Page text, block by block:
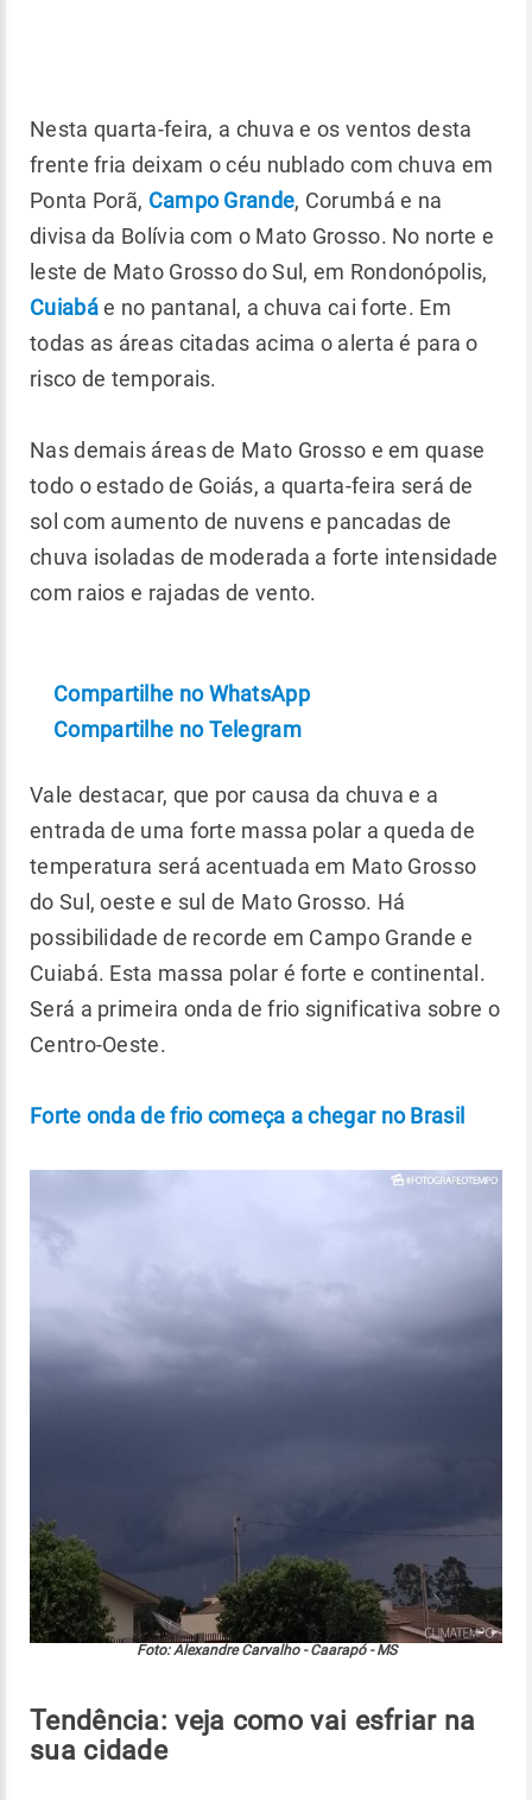
Nesta quarta-feira, a chuva e os ventos desta
frente fria deixam o céu nublado com chuva em
Ponta Porã, Campo Grande, Corumbá e na
divisa da Bolívia com o Mato Grosso. No norte e
leste de Mato Grosso do Sul, em Rondonópolis,
Cuiabáe no pantanal, a chuva cai forte. Em
todas as áreas citadas acima o alerta é para o
risco de temporais.
Nas demais áreas de Mato Grosso e em quase
todo o estado de Goiás, a quarta-feira será de
sol com aumento de nuvens e pancadas de
chuva isoladas de moderada a forte intensidade
com raios e rajadas de vento.
Compartilhe no WhatsApp
Compartilhe no Telegram
Vale destacar, que por causa da chuva e a
entrada de uma forte massa polar a queda de
temperatura será acentuada em Mato Grosso
do Sul, oeste e sul de Mato Grosso. Há
possibilidade de recorde em Campo Grande e
Cuiabá. Esta massa polar é forte e continental.
Será a primeira onda de frio significativa sobre o
Centro-Oeste.
Forte onda de frio começa a chegar no Brasil
Foto: Alexandre Carvalho - Caarapó - MS
Tendência: veja como vai esfriar na
sua cidade